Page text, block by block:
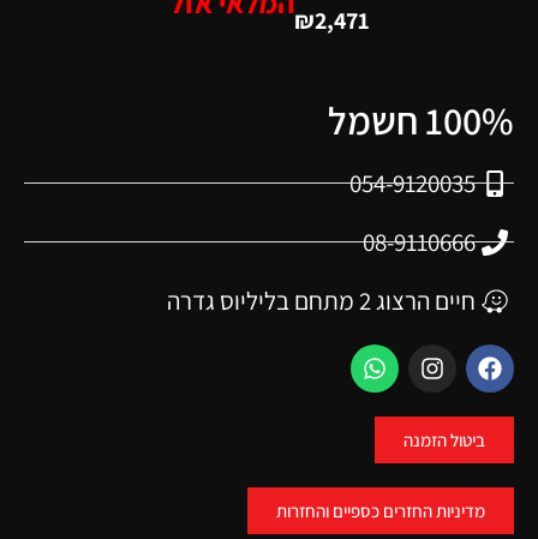
₪2,471
100% חשמל
054-9120035
08-9110666
חיים הרצוג 2 מתחם בליליוס גדרה
ביטול הזמנה
מדיניות החזרים כספיים והחזרות